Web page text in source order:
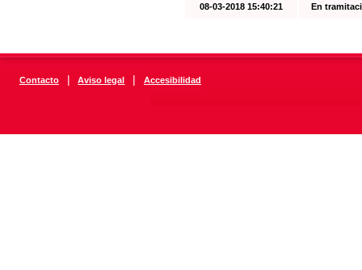
08-03-2018 15:40:21 En
Contacto | Aviso legal | Accesibilidad